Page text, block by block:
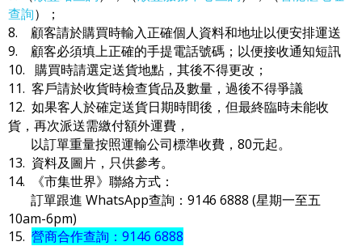
查詢）；
8. 顧客請於購買時輸入正確個人資料和地址以便安排運送
9. 顧客必須填上正確的手提電話號碼；以便接收通知短訊
10. 購買時請選定送貨地點，其後不得更改；
11. 客戶請於收貨時檢查貨品及數量，過後不得爭議
12. 如果客人於確定送貨日期時間後，但最終臨時未能收
貨，再次派送需繳付額外運費，
以訂單重量按照運輸公司標準收費，80元起。
13. 資料及圖片，只供參考。
14. 《市集世界》聯絡方式：
訂單跟進 WhatsApp查詢：9146 6888 (星期一至五
10am-6pm)
15. 營商合作查詢：9146 6888